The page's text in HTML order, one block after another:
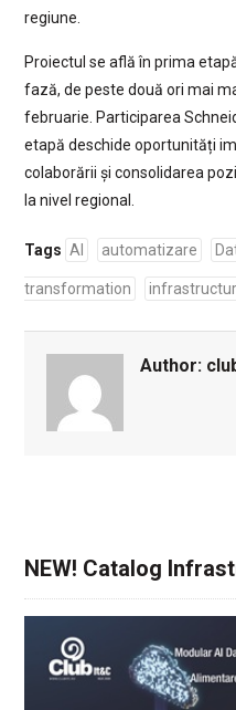
regiune.
Proiectul se află în prima
fază, de peste două ori mai
februarie. Participarea
etapă deschide oportunități
colaborării și consolidarea
la nivel regional.
Tags AI automatizare
transformation
Author:
NEW! Catalog